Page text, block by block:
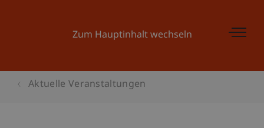
Zum Hauptinhalt wechseln
Aktuelle Veranstaltungen